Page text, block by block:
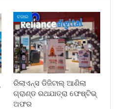
ବଜାର
ରିଲାଏନ୍ସ ଡିଜିଟାଲ୍ ଆଣିଲା
ଗ୍ରାଣ୍ଡ ରଥଯାତ୍ରା ଫେଷ୍ଟିଭ୍
ଅଫର